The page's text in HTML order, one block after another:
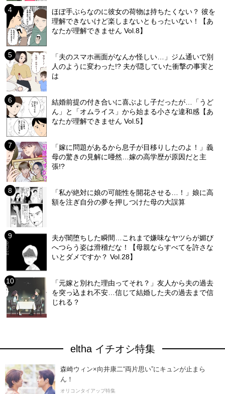
ほぼ手ぶらなのに彼女の荷物は持ちたくない？ 彼を
理解できないけど楽しまないともったいない！【あ
なたが理解できません Vol.8】
「夫のスマホ画面がなんか怪しい…」ジム通いで別
人のように変わった!? 夫が隠していた衝撃の事実と
は
結婚前提の付き合いに喜ぶよし子だったが…「うど
ん」と「オムライス」から始まる小さな違和感【あ
なたが理解できません Vol.5】
「嫁に問題があるから息子が目移りしたのよ！」義
母の驚きの見解に唖然…嫁の高学歴が原因だと主
張!?
「私が絶対に娘の可能性を開花させる…！」娘に高
額を注ぎ自分の夢を押しつけた母の大誤算
夫が闇堕ちした瞬間…これまで嫌味なヤツらが媚び
へつらう姿は滑稽だな！【母親ならすべてを許さな
いとダメですか？ Vol.28】
「元嫁と別れた理由ってそれ？」友人から夫の過去
を突っ込まれ不安…信じて結婚した夫の過去まで信
じれる？
eltha イチオシ特集
森崎ウィン×向井康二“両片思い”にキュンが止まら
ん！
オリコンタイアップ特集